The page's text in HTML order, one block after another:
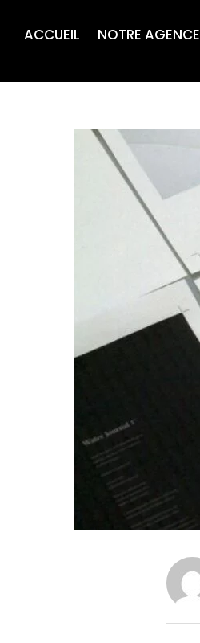
ACCUEIL NOTRE AGENCE